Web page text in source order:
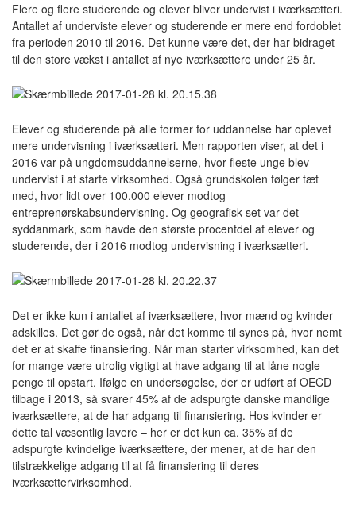
Flere og flere studerende og elever bliver undervist i iværksætteri.
Antallet af underviste elever og studerende er mere end fordoblet
fra perioden 2010 til 2016. Det kunne være det, der har bidraget
til den store vækst i antallet af nye iværksættere under 25 år.
Elever og studerende på alle former for uddannelse har oplevet
mere undervisning i iværksætteri. Men rapporten viser, at det i
2016 var på ungdomsuddannelserne, hvor fleste unge blev
undervist i at starte virksomhed. Også grundskolen følger tæt
med, hvor lidt over 100.000 elever modtog
entreprenørskabsundervisning. Og geografisk set var det
syddanmark, som havde den største procentdel af elever og
studerende, der i 2016 modtog undervisning i iværksætteri.
Det er ikke kun i antallet af iværksættere, hvor mænd og kvinder
adskilles. Det gør de også, når det komme til synes på, hvor nemt
det er at skaffe finansiering. Når man starter virksomhed, kan det
for mange være utrolig vigtigt at have adgang til at låne nogle
penge til opstart. Ifølge en undersøgelse, der er udført af OECD
tilbage i 2013, så svarer 45% af de adspurgte danske mandlige
iværksættere, at de har adgang til finansiering. Hos kvinder er
dette tal væsentlig lavere – her er det kun ca. 35% af de
adspurgte kvindelige iværksættere, der mener, at de har den
tilstrækkelige adgang til at få finansiering til deres
iværksættervirksomhed.